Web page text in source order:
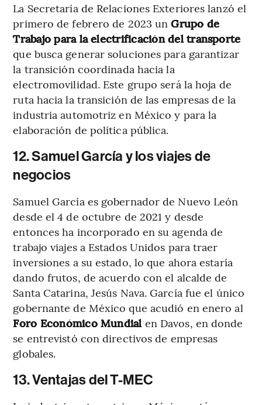
La Secretaría de Relaciones Exteriores lanzó el
primero de febrero de 2023 unGrupo de
Trabajo para la electrificación del transporte
que busca generar soluciones para garantizar
la transición coordinada hacia la
electromovilidad. Este grupo será la hoja de
ruta hacia la transición de las empresas de la
industria automotriz en México y para la
elaboración de política pública.
12. Samuel García y los viajes de
negocios
Samuel García es gobernador de Nuevo León
desde el 4 de octubre de 2021 y desde
entonces ha incorporado en su agenda de
trabajo viajes a Estados Unidos para traer
inversiones a su estado, lo que ahora estaría
dando frutos, de acuerdo con el alcalde de
Santa Catarina, Jesús Nava. García fue el único
gobernante de México que acudió en enero al
Foro Económico Mundialen Davos, en donde
se entrevistó con directivos de empresas
globales.
13. Ventajas del T-MEC